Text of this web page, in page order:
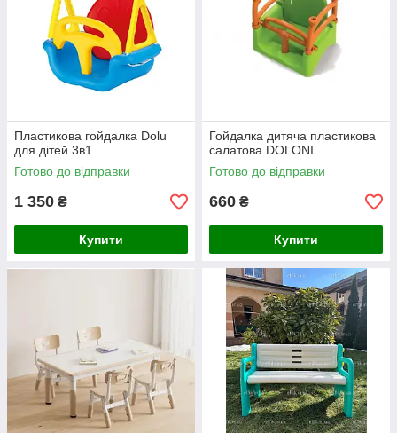
Пластикова гойдалка Dolu
для дітей 3в1
Готово до відправки
1 350 ₴
Купити
Гойдалка дитяча пластикова
салатова DOLONI
Готово до відправки
660 ₴
Купити